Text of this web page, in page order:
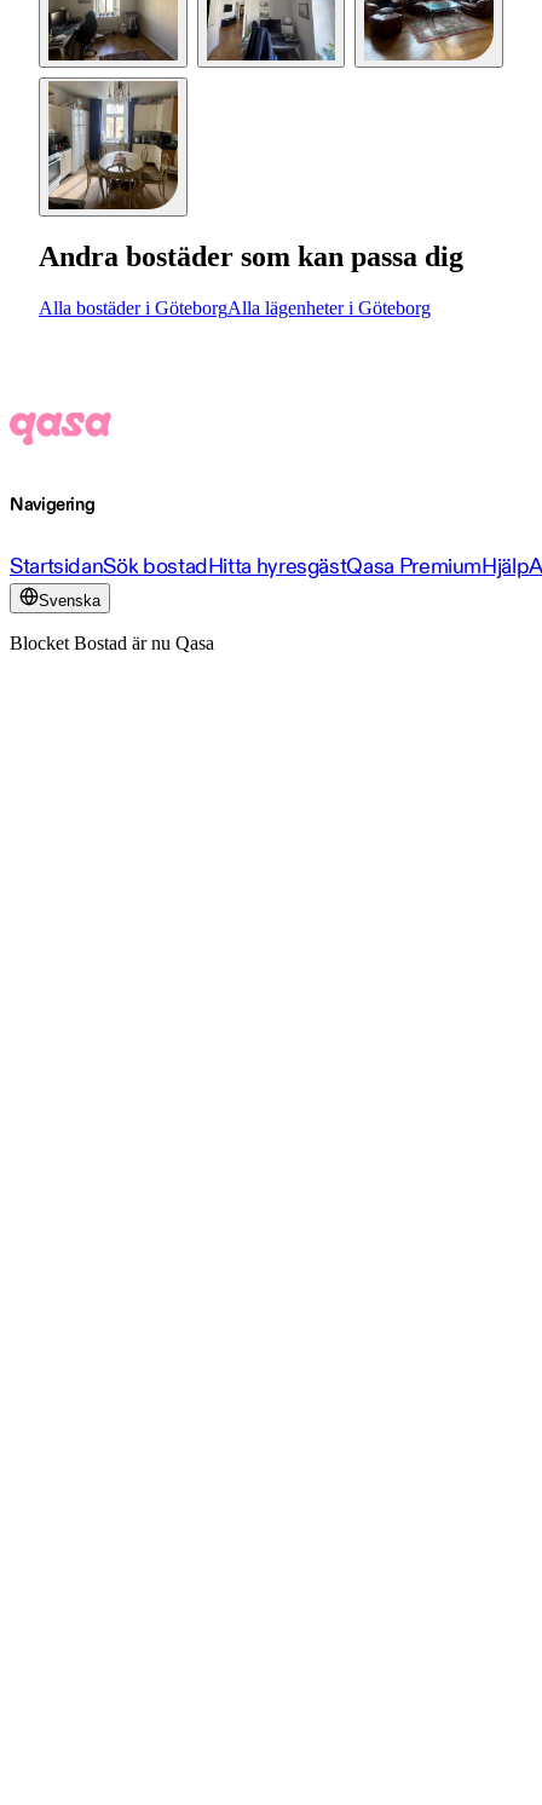
Andra bostäder som kan passa dig
Alla bostäder i GöteborgAlla lägenheter i Göteborg
Navigering
StartsidanSök bostadHitta hyresgästQasa PremiumHjälp
Svenska
Blocket Bostad är nu Qasa